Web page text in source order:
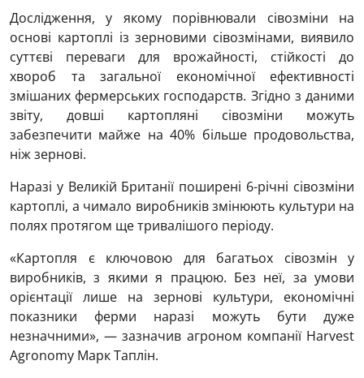
Дослідження, у якому порівнювали сівозміни на
основі картоплі із зерновими сівозмінами, виявило
суттєві переваги для врожайності, стійкості до
хвороб та загальної економічної ефективності
змішаних фермерських господарств. Згідно з даними
звіту, довші картопляні сівозміни можуть
забезпечити майже на 40% більше продовольства,
ніж зернові.
Наразі у Великій Британії поширені 6-річні сівозміни
картоплі, а чимало виробників змінюють культури на
полях протягом ще тривалішого періоду.
«Картопля є ключовою для багатьох сівозмін у
виробників, з якими я працюю. Без неї, за умови
орієнтації лише на зернові культури, економічні
показники ферми наразі можуть бути дуже
незначними», — зазначив агроном компанії Harvest
Agronomy Марк Таплін.